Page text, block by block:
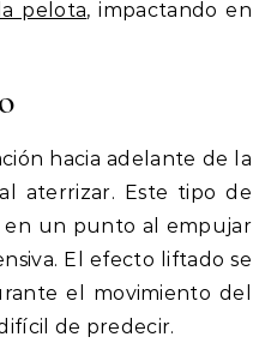
la pelota, impactando en
hacia adelante de la
aterrizar. Este tipo de
en un punto al empujar
El efecto liftado se
el movimiento del
de predecir.